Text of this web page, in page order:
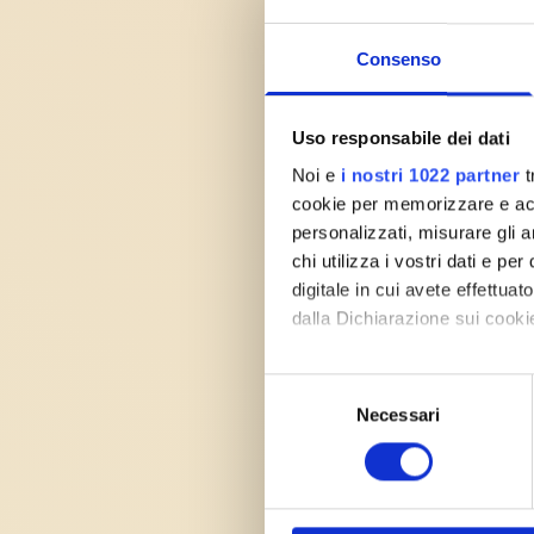
Consenso
Uso responsabile dei dati
Noi e i nostri 1022 partner
cookie per memorizzare e
personalizzati, misurare gli
chi utilizza i vostri dati e per
digitale in cui avete
dalla Dichiarazione sui
Con il tuo consenso,
raccogliere
Approfondisci come
Necessari
versioni e
GitHub
in cloud
GitHub Actions
gratis, senza
monitoraggio
GitHub
script,
tracking con
.GitHub
essere un